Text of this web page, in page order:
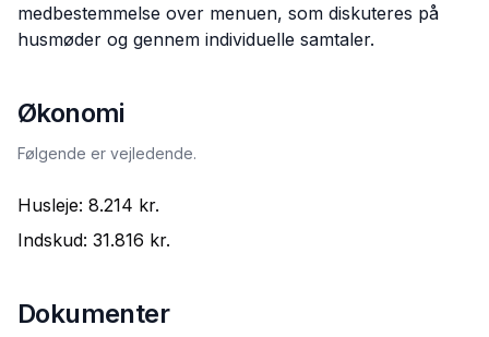
medbestemmelse over menuen, som diskuteres på
husmøder og gennem individuelle samtaler.
Økonomi
Følgende er vejledende.
Husleje: 8.214 kr.
Indskud: 31.816 kr.
Dokumenter